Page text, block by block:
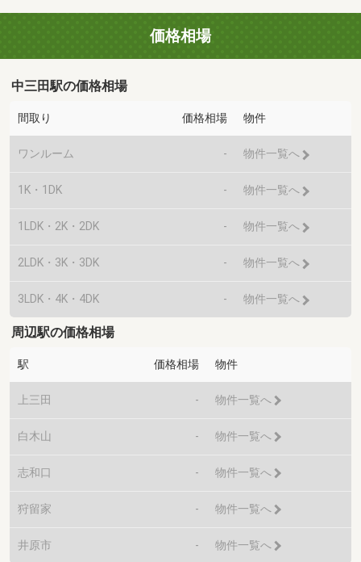
価格相場
中三田駅の価格相場
間取り 価格相場 物件
ワンルーム - 物件一覧へ
1K・1DK - 物件一覧へ
1LDK・2K・2DK - 物件一覧へ
2LDK・3K・3DK - 物件一覧へ
3LDK・4K・4DK - 物件一覧へ
周辺駅の価格相場
駅 価格相場 物件
上三田 - 物件一覧へ
白木山 - 物件一覧へ
志和口 - 物件一覧へ
狩留家 - 物件一覧へ
井原市 - 物件一覧へ